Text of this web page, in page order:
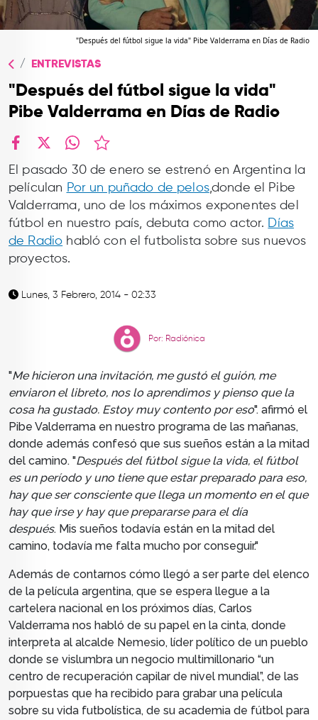
TOP
QUIÉNES SOMOS
CONTACTO
"Después del fútbol sigue la vida" Pibe Valderrama en Días de Radio
ENTREVISTAS
"Después del fútbol sigue la vida"
Pibe Valderrama en Días de Radio
El pasado 30 de enero se estrenó en Argentina la
películan Por un puñado de pelos,donde el Pibe
Valderrama, uno de los máximos exponentes del
fútbol en nuestro país, debuta como actor. Días
de Radio habló con el futbolista sobre sus nuevos
proyectos.
Lunes, 3 Febrero, 2014 - 02:33
Por: Radiónica
"Me hicieron una invitación, me gustó el guión, me
enviaron el libreto, nos lo aprendimos y pienso que la
cosa ha gustado. Estoy muy contento por eso". afirmó el
Pibe Valderrama en nuestro programa de las mañanas,
donde además confesó que sus sueños están a la mitad
del camino. "Después del fútbol sigue la vida, el fútbol
es un período y uno tiene que estar preparado para eso,
hay que ser consciente que llega un momento en el que
hay que irse y hay que prepararse para el día
después. Mis sueños todavía están en la mitad del
camino, todavía me falta mucho por conseguir."
Además de contarnos cómo llegó a ser parte del elenco
de la película argentina, que se espera llegue a la
cartelera nacional en los próximos días, Carlos
Valderrama nos habló de su papel en la cinta, donde
interpreta al alcalde Nemesio, líder político de un pueblo
donde se vislumbra un negocio multimillonario “un
centro de recuperación capilar de nivel mundial”, de las
porpuestas que ha recibido para grabar una película
sobre su vida futbolística, de su academia de fútbol para